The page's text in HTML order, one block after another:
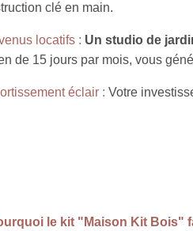
clé en main.
locatifs : Un studio de
de 15 jours par mois, vous
éclair : Votre
le kit "Maison Kit Bois"